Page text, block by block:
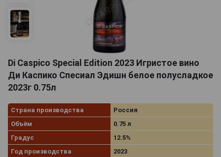
Di Caspico Special Edition 2023 Игристое вино
Ди Каспико Спесиал Эдишн белое полусладкое
2023г 0.75л
Страна производства
Россия
Объём
0.75 л
Градус
12.5%
Год производства
2023